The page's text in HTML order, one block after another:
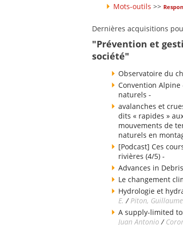
Mots-outils >>
Dernières acquisitions
"Prévention et
société"
Observatoire du
Convention
naturels -
avalanches et
dits « rapides »
mouvements de
naturels en
[Podcast] Ces
rivières (4/5) -
Advances in
Le changement
Hydrologie et
E. / Piton, Guillaume
A supply-limited
Juan Antonio /